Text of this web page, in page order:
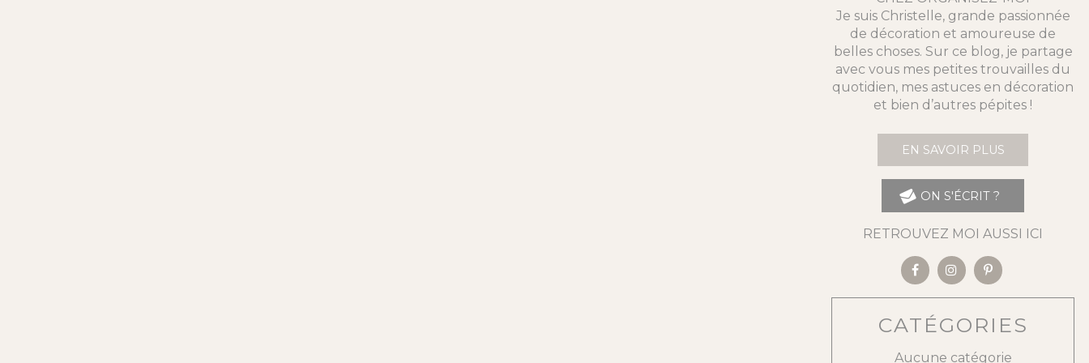
Je suis Christelle, grande passionnée
de décoration et amoureuse de
belles choses. Sur ce blog, je partage
avec vous mes petites trouvailles du
quotidien, mes astuces en décoration
et bien d’autres pépites !
EN SAVOIR PLUS
ON S'ÉCRIT ?
RETROUVEZ MOI AUSSI ICI
CATÉGORIES
Aucune catégorie